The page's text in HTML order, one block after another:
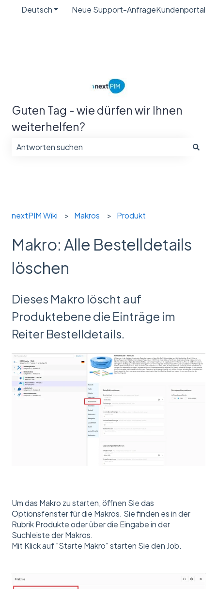
DeutschUntermenü für Übersetzungen anzeigen
Neue Support-AnfrageKundenportal
Guten Tag - wie dürfen wir Ihnen
weiterhelfen?
nextPIM Wiki Makros Produkt
Makro: Alle Bestelldetails
löschen
Dieses Makro löscht auf
Produktebene die Einträge im
Reiter Bestelldetails.
Um das Makro zu starten, öffnen Sie das
Optionsfenster für die Makros. Sie finden es in der
Rubrik Produkte oder über die Eingabe in der
Suchleiste der Makros.
Mit Klick auf "Starte Makro" starten Sie den Job.